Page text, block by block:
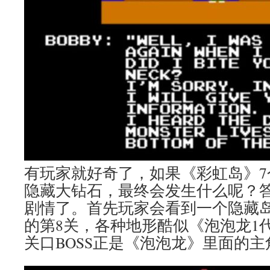
有玩家就好奇了，如果《彩虹岛》
隐藏大钻石，最终会发生什么呢？
剧情了。首先玩家会看到一个隐藏
的第8关，各种地形酷似《泡泡龙1
关口BOSS正是《泡泡龙》里面的